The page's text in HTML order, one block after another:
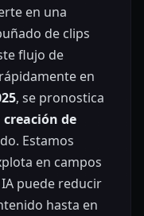
en una
de clips
flujo de
en
, se pronostica
creación de
Estamos
en campos
puede reducir
hasta en